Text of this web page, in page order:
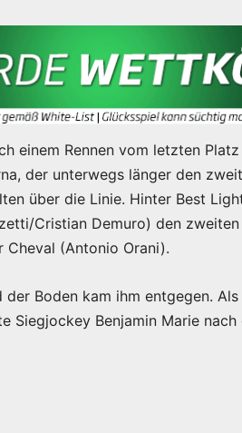
einem Rennen vom letzten
der unterwegs länger den
über die Linie. Hinter Best
Cristian Demuro) den
Cheval (Antonio Orani).
der Boden kam ihm entgegen.
Siegjockey Benjamin Marie nach